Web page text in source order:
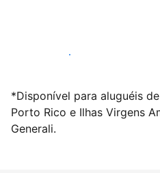
Anunciar conosco
*Disponível para aluguéis
Porto Rico e Ilhas Virgens
Generali.